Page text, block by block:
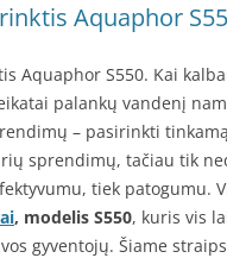
Aquaphor
Aquaphor S550. Kai
palankų vandenį
– pasirinkti
sprendimų, tačiau tik
tiek patogumu.
, modelis S550, kuris vis
gyventojų. Šiame